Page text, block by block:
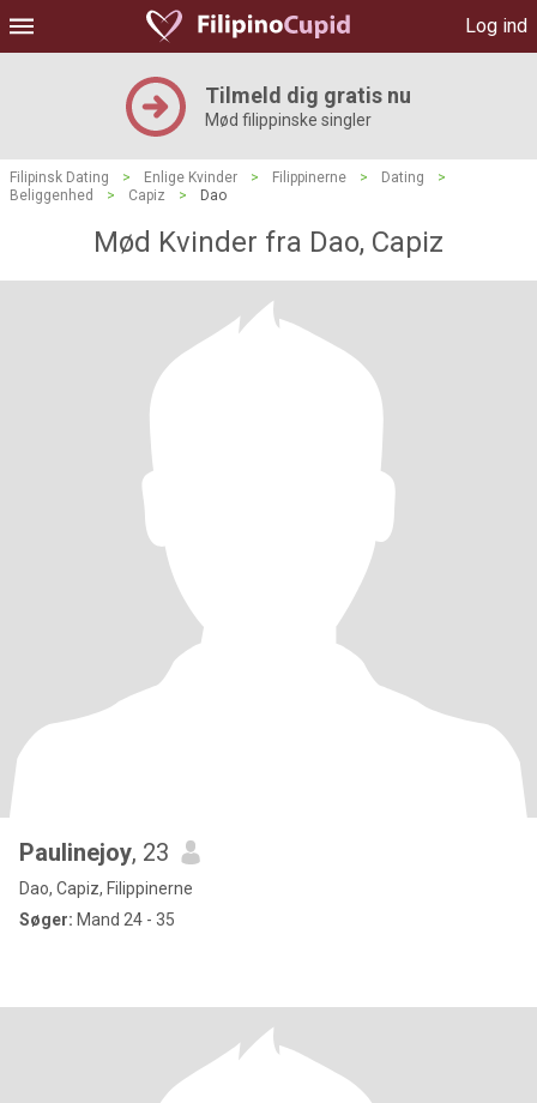
Log ind
Tilmeld dig gratis nu
Mød filippinske singler
Filipinsk Dating > Enlige Kvinder > Filippinerne > Dating
>
Beliggenhed
> Capiz > Dao
Mød Kvinder fra Dao, Capiz
Paulinejoy, 23
Dao, Capiz, Filippinerne
Søger: Mand 24 - 35